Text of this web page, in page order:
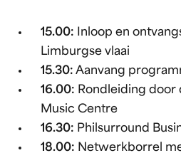
15.00: Inloop en
Limburgse vlaai
15.30: Aanvang
16.00: Rondleiding door
Music Centre
16.30: Philsurround
18.00: Netwerkborrel